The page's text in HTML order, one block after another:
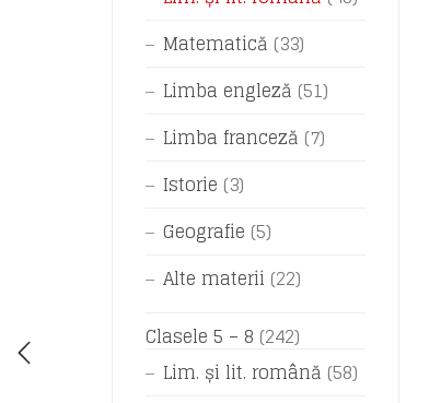
Matematică (33)
Limba engleză (51)
Limba franceză (7)
Istorie (3)
Geografie (5)
Alte materii (22)
Clasele 5 – 8 (242)
Lim. și lit. română (58)